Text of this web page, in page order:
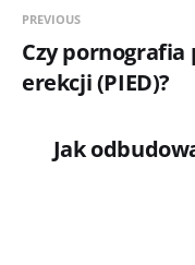
PREVIOUS
Czy
erekcji (PIED)?
Jak